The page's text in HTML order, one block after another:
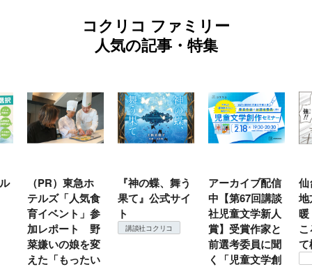
コクリコ ファミリー
人気の記事・特集
（PR）東急ホ
テルズ「人気食
育イベント」参
加レポート 野
菜嫌いの娘を変
えた「もったい
『神の蝶、舞う
果て』公式サイ
ト
講談社コクリコ
アーカイブ配信
中【第67回講談
社児童文学新人
賞】受賞作家と
前選考委員に聞
く「児童文学創
仙
地
て